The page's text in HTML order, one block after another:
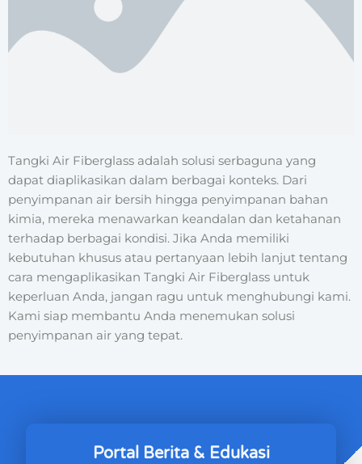
Tangki Air Fiberglass adalah solusi serbaguna yang
dapat diaplikasikan dalam berbagai konteks. Dari
penyimpanan air bersih hingga penyimpanan bahan
kimia, mereka menawarkan keandalan dan ketahanan
terhadap berbagai kondisi. Jika Anda memiliki
kebutuhan khusus atau pertanyaan lebih lanjut tentang
cara mengaplikasikan Tangki Air Fiberglass untuk
keperluan Anda, jangan ragu untuk menghubungi kami.
Kami siap membantu Anda menemukan solusi
penyimpanan air yang tepat.
Portal Berita & Edukasi